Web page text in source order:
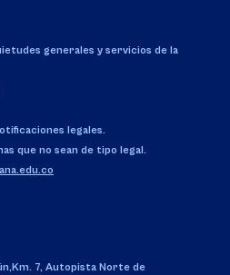
generales y servicios de la
legales.
que no sean de tipo legal.
Km. 7, Autopista Norte de